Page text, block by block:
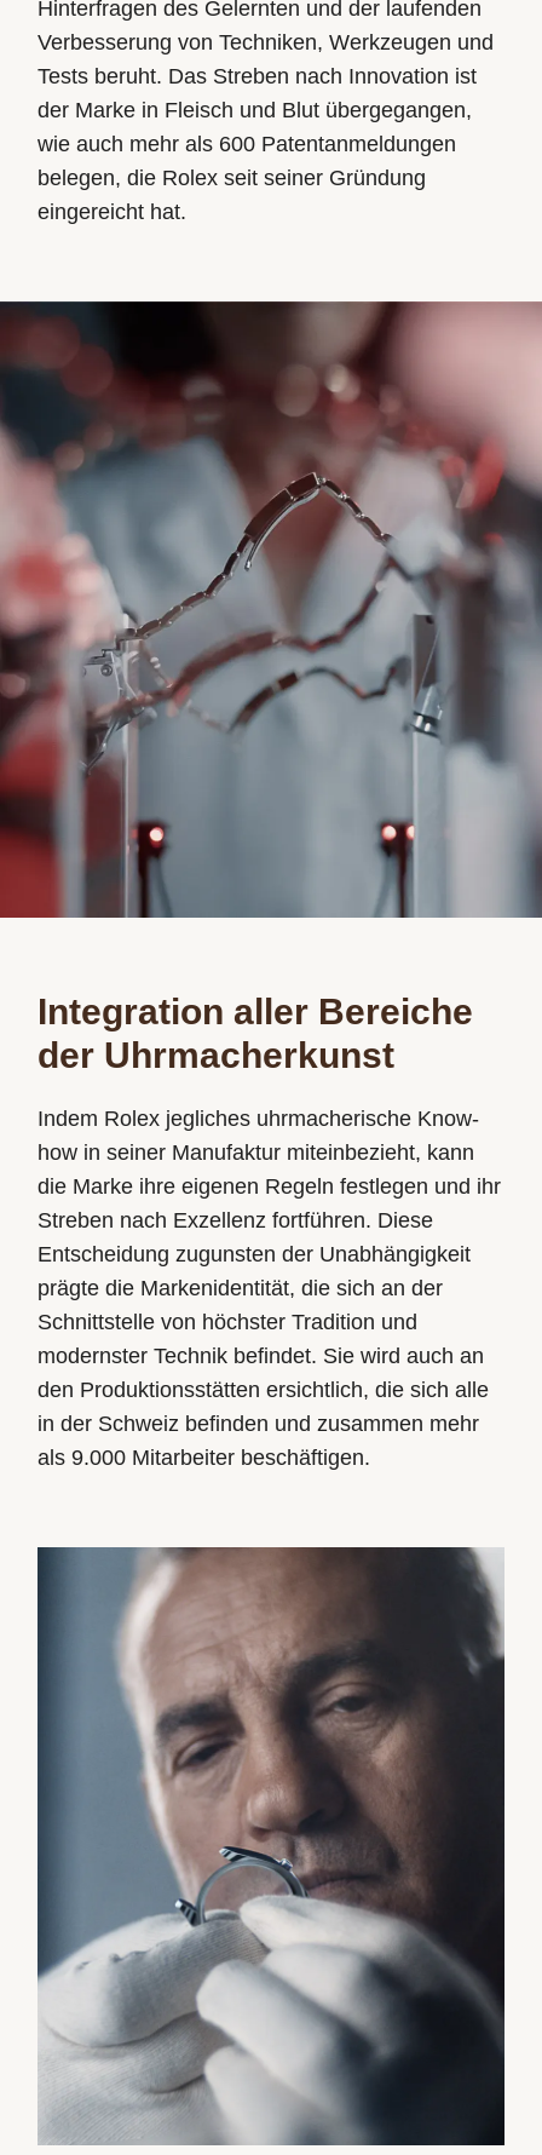
Hinterfragen des Gelernten und der laufenden
Verbesserung von Techniken, Werkzeugen und
Tests beruht. Das Streben nach Innovation ist
der Marke in Fleisch und Blut übergegangen,
wie auch mehr als 600 Patentanmeldungen
belegen, die Rolex seit seiner Gründung
eingereicht hat.
Integration aller Bereiche
der Uhrmacherkunst
Indem Rolex jegliches uhrmacherische Know-
how in seiner Manufaktur miteinbezieht, kann
die Marke ihre eigenen Regeln festlegen und ihr
Streben nach Exzellenz fortführen. Diese
Entscheidung zugunsten der Unabhängigkeit
prägte die Markenidentität, die sich an der
Schnittstelle von höchster Tradition und
modernster Technik befindet. Sie wird auch an
den Produktionsstätten ersichtlich, die sich alle
in der Schweiz befinden und zusammen mehr
als 9.000 Mitarbeiter beschäftigen.